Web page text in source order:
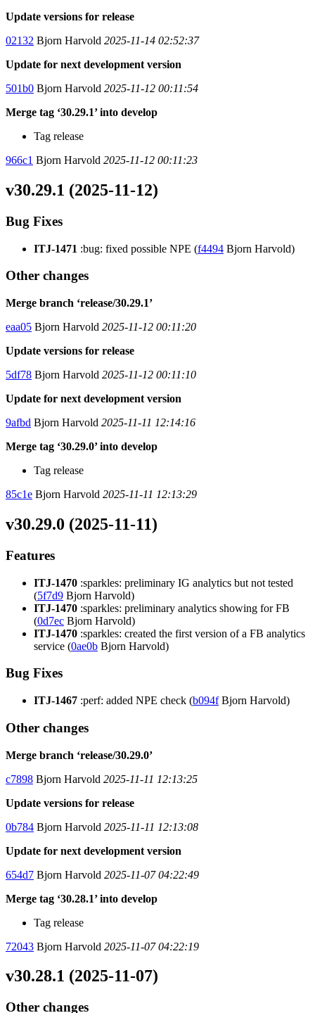
Update versions for release
02132 Bjorn Harvold 2025-11-14 02:52:37
Update for next development version
501b0 Bjorn Harvold 2025-11-12 00:11:54
Merge tag ‘30.29.1’ into develop
Tag release
966c1 Bjorn Harvold 2025-11-12 00:11:23
v30.29.1 (2025-11-12)
Bug Fixes
ITJ-1471 :bug: fixed possible NPE (f4494 Bjorn Harvold)
Other changes
Merge branch ‘release/30.29.1’
eaa05 Bjorn Harvold 2025-11-12 00:11:20
Update versions for release
5df78 Bjorn Harvold 2025-11-12 00:11:10
Update for next development version
9afbd Bjorn Harvold 2025-11-11 12:14:16
Merge tag ‘30.29.0’ into develop
Tag release
85c1e Bjorn Harvold 2025-11-11 12:13:29
v30.29.0 (2025-11-11)
Features
ITJ-1470 :sparkles: preliminary IG analytics but not tested
(5f7d9 Bjorn Harvold)
ITJ-1470 :sparkles: preliminary analytics showing for FB
(0d7ec Bjorn Harvold)
ITJ-1470 :sparkles: created the first version of a FB analytics
service (0ae0b Bjorn Harvold)
Bug Fixes
ITJ-1467 :perf: added NPE check (b094fBjorn Harvold)
Other changes
Merge branch ‘release/30.29.0’
c7898 Bjorn Harvold 2025-11-11 12:13:25
Update versions for release
0b784 Bjorn Harvold 2025-11-11 12:13:08
Update for next development version
654d7 Bjorn Harvold 2025-11-07 04:22:49
Merge tag ‘30.28.1’ into develop
Tag release
72043 Bjorn Harvold 2025-11-07 04:22:19
v30.28.1 (2025-11-07)
Other changes